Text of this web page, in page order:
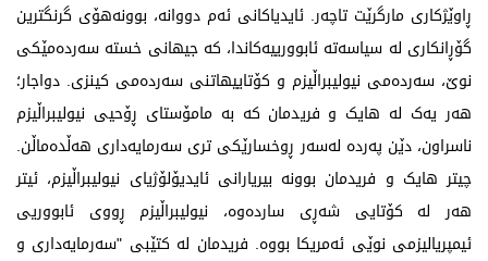
ڕاوێژکاری مارگرێت تاچەر. ئایدیاکانی ئەم دووانە، بوونەهۆی گرنگترین
گۆڕانکاری لە سیاسەتە ئابوورییەکاندا، کە جیهانی خستە سەردەمێکی
نوێ، سەردەمی نیولیبراڵیزم و کۆتاییهاتنی سەردەمی کینزی. دواجار؛
هەر یەک لە هایک و فریدمان کە بە مامۆستای ڕۆحیی نیولیبراڵیزم
ناسراون، دێن پەردە لەسەر ڕوخسارێکی تری سەرمایەداری هەڵدەماڵن.
چیتر هایک و فریدمان بوونە بیریارانی ئایدیۆلۆژیای نیولیبراڵیزم، ئیتر
هەر لە کۆتایی شەڕی ساردەوە، نیولیبراڵیزم ڕووی ئابووریی
ئیمپریالیزمی نوێی ئەمریکا بووە. فریدمان لە کتێبی "سەرمایەداری و